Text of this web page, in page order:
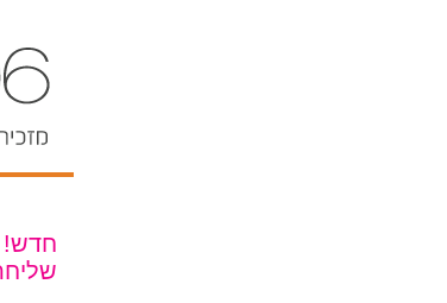
חדש!